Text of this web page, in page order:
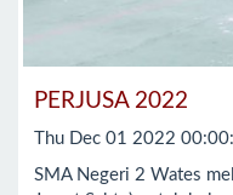
PERJUSA 2022
Thu Dec 01 2022
SMA Negeri 2 Wates